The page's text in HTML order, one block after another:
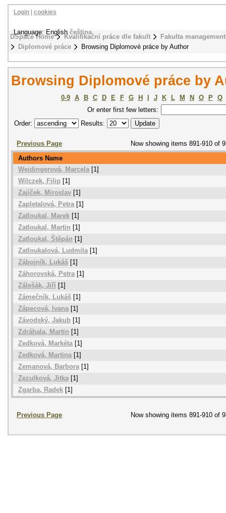
DSpace Home Kvalifikační práce dle fakult
Fakulta
Diplomové práce
Browsing Diplomové práce by Author
Login cookies
Language: Englishčeština
Browsing Diplomové práce by
0-9 A B C D E F G H J K L M N O P
Q
Or enter first few letters:
Order:
Results:
Previous Page
Now showing items 891-910 of
Authors Name
Weidingerová, Marcela [1]
Wilczek, Filip [1]
Zajíček, Miroslav [1]
Zapletalová, Petra[1]
Zatloukal, Marek [1]
Zatloukal, Martin [1]
Zatloukal, Štěpán [1]
Zatloukalová, Ludmila[1]
Zábojník, Lukáš [1]
Záhorovská, Petra[1]
Zálešák, Jiří [1]
Zámečník, Lukáš [1]
Zápecová, Ivana [1]
Závodský, Jakub [1]
Zdráhala, Martin [1]
Zedková, Markéta[1]
Zedková, Martina [1]
Zemanová, Barbora[1]
Zezulková, Jitka [1]
Zgarba, Radek [1]
Previous Page Now showing items 891-910 of